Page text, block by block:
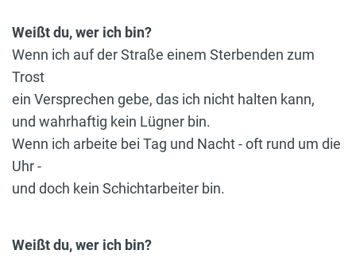
Weißt du, wer ich bin?
Wenn ich auf der Straße einem Sterbenden zum
Trost
ein Versprechen gebe, das ich nicht halten kann,
und wahrhaftig kein Lügner bin.
Wenn ich arbeite bei Tag und Nacht - oft rund um die
Uhr -
und doch kein Schichtarbeiter bin.
Weißt du, wer ich bin?